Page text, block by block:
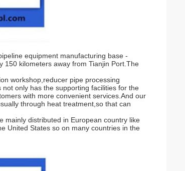
equipment manufacturing base -
150 kilometers away from Tianjin Port.The
workshop,reducer pipe processing
only has the supporting facilities for the
with more convenient services.And our
through heat treatment,so that can
mainly distributed in European country like
United States so on many countries in the